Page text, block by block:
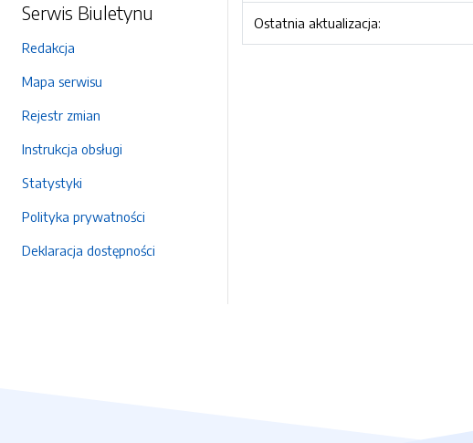
Serwis Biuletynu
Redakcja
Mapa serwisu
Rejestr zmian
Instrukcja obsługi
Statystyki
Polityka prywatności
Deklaracja dostępności
Ostatnia aktualizacja: